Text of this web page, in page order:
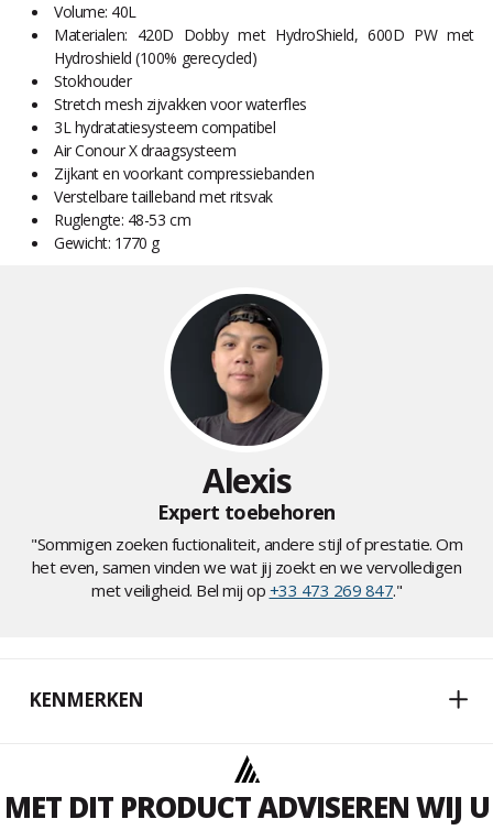
Volume: 40L
Materialen: 420D Dobby met HydroShield, 600D PW met
Hydroshield (100% gerecycled)
Stokhouder
Stretch mesh zijvakken voor waterfles
3L hydratatiesysteem compatibel
Air Conour X draagsysteem
Zijkant en voorkant compressiebanden
Verstelbare tailleband met ritsvak
Ruglengte: 48-53 cm
Gewicht: 1770 g
Alexis
Expert toebehoren
"Sommigen zoeken fuctionaliteit, andere stijl of prestatie. Om
het even, samen vinden we wat jij zoekt en we vervolledigen
met veiligheid. Bel mij op +33 473 269 847."
KENMERKEN
MET DIT PRODUCT ADVISEREN WIJ U